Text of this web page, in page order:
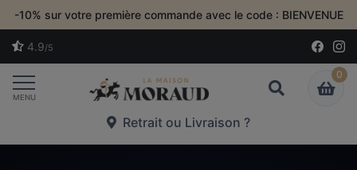
-10% sur votre première commande avec le code : BIENVENUE
4.9/5
Toggle navigation
MENU
0
Retrait ou Livraison ?